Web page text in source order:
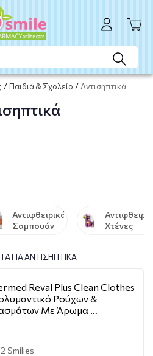
/Παιδιά & Σχολείο / Αντισηπτικά
Αντιφθειρικά
Σαμπουάν
Χτένες
ΓΙΑ ΑΝΤΙΣΗΠΤΙΚΆ
Reval Plus Clean Clothes
Ρούχων &
Με Άρωμα …
2 Smilies